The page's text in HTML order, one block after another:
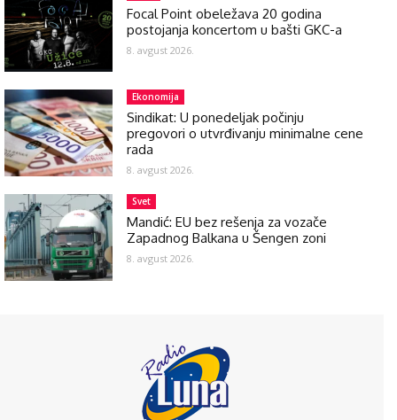
Focal Point obeležava 20 godina
postojanja koncertom u bašti GKC-a
8. avgust 2026.
Ekonomija
Sindikat: U ponedeljak počinju
pregovori o utvrđivanju minimalne cene
rada
8. avgust 2026.
Svet
Mandić: EU bez rešenja za vozače
Zapadnog Balkana u Šengen zoni
8. avgust 2026.